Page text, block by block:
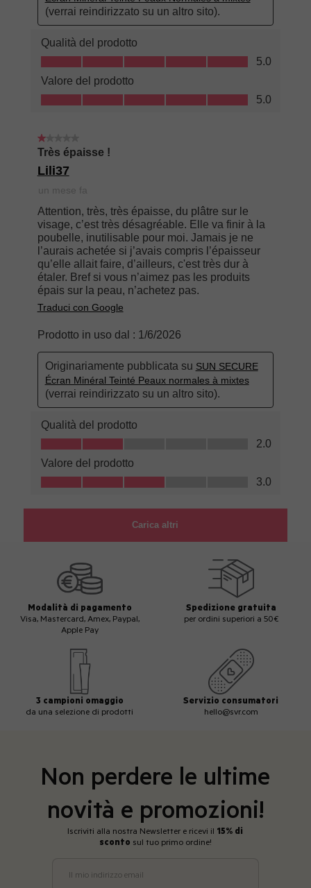
Modalità di pagamento
Visa, Mastercard, Amex, Paypal,
Apple Pay
Spedizione gratuita
per ordini superiori a 50€
3 campioni omaggio
da una selezione di prodotti
Servizio consumatori
hello@svr.com
Non perdere le ultime
novità e promozioni!
Iscriviti alla nostra Newsletter e ricevi il 15% di
sconto sul tuo primo ordine!
Il mio indirizzo email